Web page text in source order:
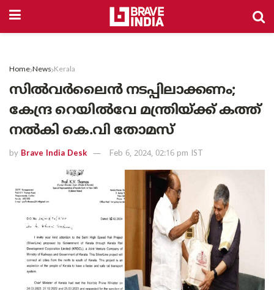
Home News Kerala
സിൽവർലൈൻ നടപ്പിലാക്കണം;
കേന്ദ്ര റെയിൽവേ മന്ത്രിയ്ക്ക് കത്ത്
നൽകി കെ.വി തോമസ്
by Brave India Desk Feb 6, 2024, 02:16 pm IST